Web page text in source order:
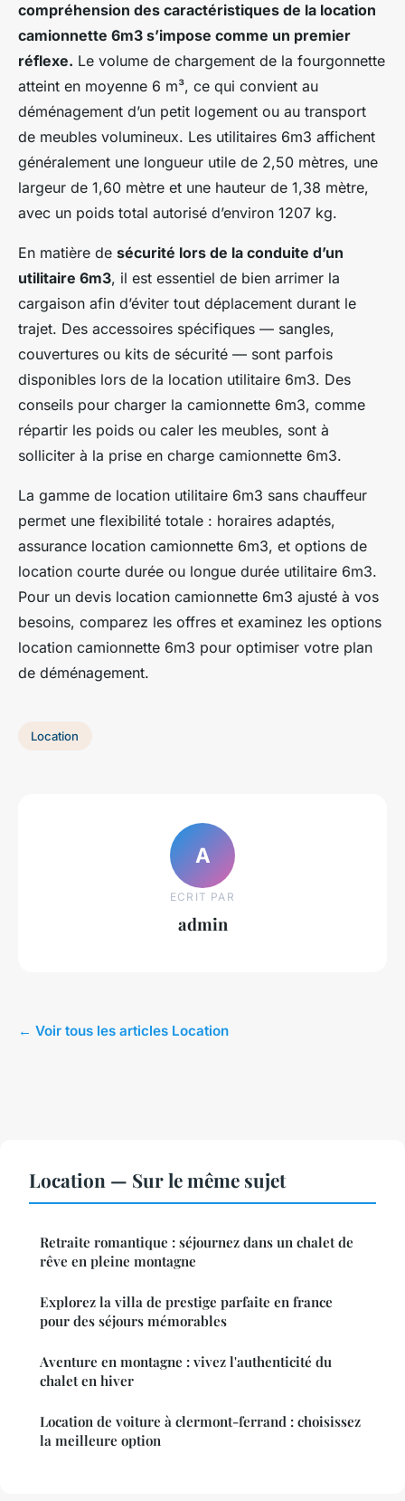
compréhension des caractéristiques de la location
camionnette 6m3 s’impose comme un premier
réflexe. Le volume de chargement de la fourgonnette
atteint en moyenne 6 m³, ce qui convient au
déménagement d’un petit logement ou au transport
de meubles volumineux. Les utilitaires 6m3 affichent
généralement une longueur utile de 2,50 mètres, une
largeur de 1,60 mètre et une hauteur de 1,38 mètre,
avec un poids total autorisé d’environ 1207 kg.
En matière de sécurité lors de la conduite d’un
utilitaire 6m3, il est essentiel de bien arrimer la
cargaison afin d’éviter tout déplacement durant le
trajet. Des accessoires spécifiques — sangles,
couvertures ou kits de sécurité — sont parfois
disponibles lors de la location utilitaire 6m3. Des
conseils pour charger la camionnette 6m3, comme
répartir les poids ou caler les meubles, sont à
solliciter à la prise en charge camionnette 6m3.
La gamme de location utilitaire 6m3 sans chauffeur
permet une flexibilité totale : horaires adaptés,
assurance location camionnette 6m3, et options de
location courte durée ou longue durée utilitaire 6m3.
Pour un devis location camionnette 6m3 ajusté à vos
besoins, comparez les offres et examinez les options
location camionnette 6m3 pour optimiser votre plan
de déménagement.
Location
A
ECRIT PAR
admin
← Voir tous les articles Location
Location — Sur le même sujet
Retraite romantique : séjournez dans un chalet de
rêve en pleine montagne
Explorez la villa de prestige parfaite en france
pour des séjours mémorables
Aventure en montagne : vivez l'authenticité du
chalet en hiver
Location de voiture à clermont-ferrand : choisissez
la meilleure option